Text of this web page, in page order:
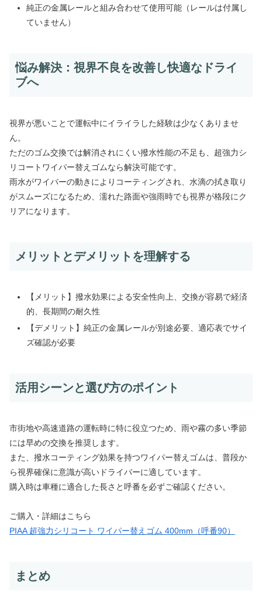
純正の金属レールと組み合わせて使用可能（レールは付属し
ていません）
悩み解決：視界不良を改善し快適なドライ
ブへ
視界が悪いことで運転中にイライラした経験は少なくありませ
ん。
ただのゴム交換では解消されにくい撥水性能の不足も、超強力シ
リコートワイパー替えゴムなら解決可能です。
雨水がワイパーの動きによりコーティングされ、水滴の拭き取り
がスムーズになるため、濡れた路面や強雨時でも視界が格段にク
リアになります。
メリットとデメリットを理解する
【メリット】撥水効果による安全性向上、交換が容易で経済
的、長期間の耐久性
【デメリット】純正の金属レールが別途必要、適応表でサイ
ズ確認が必要
活用シーンと選び方のポイント
市街地や高速道路の運転時に特に役立つため、雨や霧の多い季節
には早めの交換を推奨します。
また、撥水コーティング効果を持つワイパー替えゴムは、普段か
ら視界確保に意識が高いドライバーに適しています。
購入時は車種に適合した長さと呼番を必ずご確認ください。
ご購入・詳細はこちら
PIAA 超強力シリコート ワイパー替えゴム 400mm（呼番90）
まとめ